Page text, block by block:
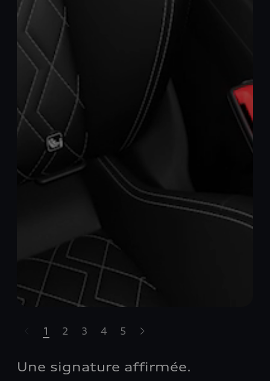
le carrousel
1 2 3 4 5
Une signature affirmée.